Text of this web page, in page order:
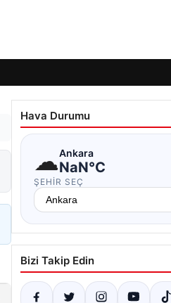
Hava Durumu
☁Ankara
NaN°C
ŞEHIR SEÇ
Bizi Takip Edin